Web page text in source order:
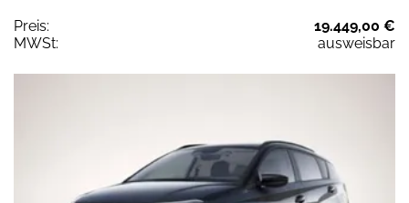
Preis:
19.449,00 €
MWSt:
ausweisbar